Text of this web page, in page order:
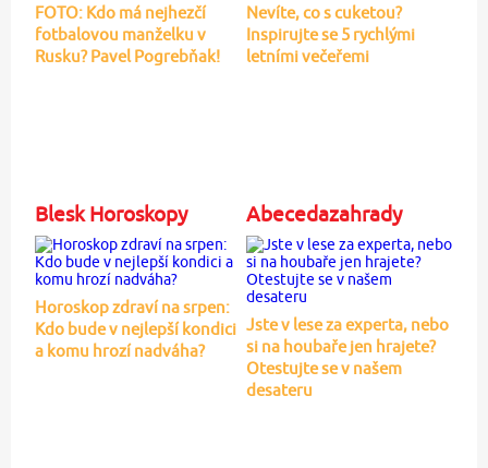
FOTO: Kdo má nejhezčí
fotbalovou manželku v
Rusku? Pavel Pogrebňak!
Nevíte, co s cuketou?
Inspirujte se 5 rychlými
letními večeřemi
Blesk Horoskopy
Horoskop zdraví na srpen:
Kdo bude v nejlepší kondici
a komu hrozí nadváha?
Abecedazahrady
Jste v lese za experta, nebo
si na houbaře jen hrajete?
Otestujte se v našem
desateru